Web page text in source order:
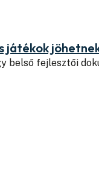
játékok
belső fejlesztői